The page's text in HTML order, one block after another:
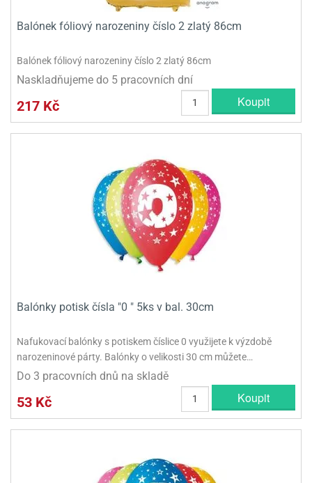
Balónek fóliový narozeniny číslo 2 zlatý 86cm
Balónek fóliový narozeniny číslo 2 zlatý 86cm
Naskladňujeme do 5 pracovních dní
217 Kč Koupit
Balónky potisk čísla "0 " 5ks v bal. 30cm
Nafukovací balónky s potiskem číslice 0 využijete k výzdobě
narozeninové párty. Balónky o velikosti 30 cm můžete…
Do 3 pracovních dnů na skladě
53 Kč Koupit